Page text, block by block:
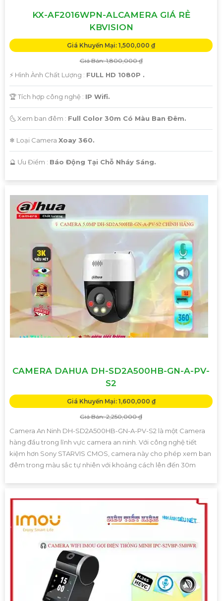
KX-AF2016WPN-ALCAMERA GIÁ RẺ
KBVISION
Giá Khuyến Mại: 1,500,000 ₫
Giá Bán: 1,800,000 ₫
️⚡ Hình Ành Chất Lượng : FULL HD 1080P .
🏆 Tích hợp công nghệ : IP Wifi.
🌜 Xem ban đêm : Full Color 30m Có Màu Ban Đêm.
❄ Loại Camera Xoay 360.
️🔮 Ưu Điểm : Báo Động Tại Chỗ Nháy Sáng.
CAMERA DAHUA DH-SD2A500HB-GN-A-PV-
S2
Giá Khuyến Mại: 1,600,000 ₫
Giá Bán: 2,250,000 ₫
Camera An Ninh DH-SD2A500HB-GN-A-PV-S2 là một Camera
hàng đầu trong lĩnh vực camera an ninh. Với công nghệ tiết
kiệm hơn Sony STARVIS CMOS, camera này cho phép xem ban
đêm trong màu sắc tự nhiên với khoảng cách lên đến 30m